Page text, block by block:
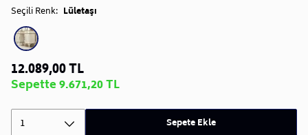
Seçili Renk: Lületaşı
12.089,00 TL
Sepette 9.671,20 TL
1 Sepete Ekle